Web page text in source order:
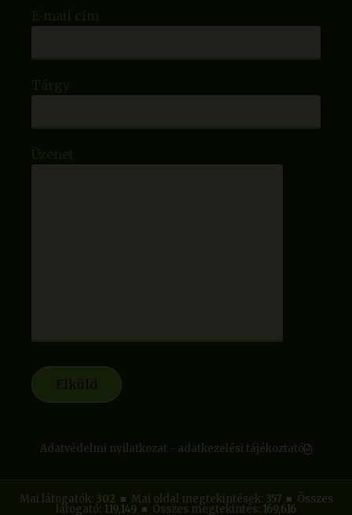
Adatvédelmi nyilatkozat - adatkezelési tájékoztató
Mai látogatók: 302 ■ Mai oldal megtekintések: 357■ Összes
látogató: 119,149 ■ Összes megtekintés: 169,616